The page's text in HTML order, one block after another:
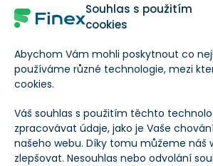
Souhlas s použitím
cookies
Abychom Vám mohli poskytnout co
používáme různé technologie, mezi
cookies.
Váš souhlas s použitím těchto
zpracovávat údaje, jako je Vaše
našeho webu. Díky tomu můžeme náš
zlepšovat. Nesouhlas nebo odvolání
Aktuální počet
tokenů
Maximální počet
tokenů
1 600
Obchodní objem
(24h)
$83